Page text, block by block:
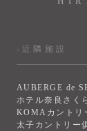
-近隣施設
AUBERGE de
ホテル奈良さく
KOMAカントリ
太子カントリー